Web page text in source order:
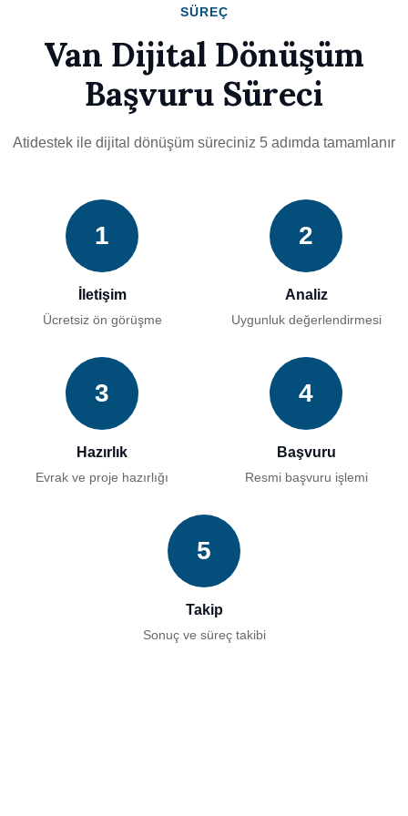
SÜREÇ
Van Dijital Dönüşüm
Başvuru Süreci
Atidestek ile dijital dönüşüm süreciniz 5 adımda tamamlanır
1
İletişim
Ücretsiz ön görüşme
2
Analiz
Uygunluk değerlendirmesi
3
Hazırlık
Evrak ve proje hazırlığı
4
Başvuru
Resmi başvuru işlemi
5
Takip
Sonuç ve süreç takibi